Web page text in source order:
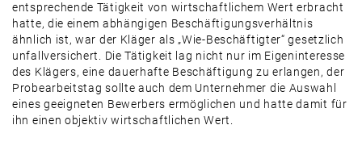
entsprechende Tätigkeit von wirtschaftlichem Wert erbracht
hatte, die einem abhängigen Beschäftigungsverhältnis
ähnlich ist, war der Kläger als „Wie-­Beschäftigter“ gesetzlich
unfallversichert. Die Tätigkeit lag nicht nur im Eigeninteresse
des Klägers, eine dauerhafte Beschäftigung zu erlangen, der
Probearbeitstag sollte auch dem Unternehmer die Auswahl
eines geeigneten Bewerbers ermöglichen und hatte damit für
ihn einen objektiv wirtschaftlichen Wert.